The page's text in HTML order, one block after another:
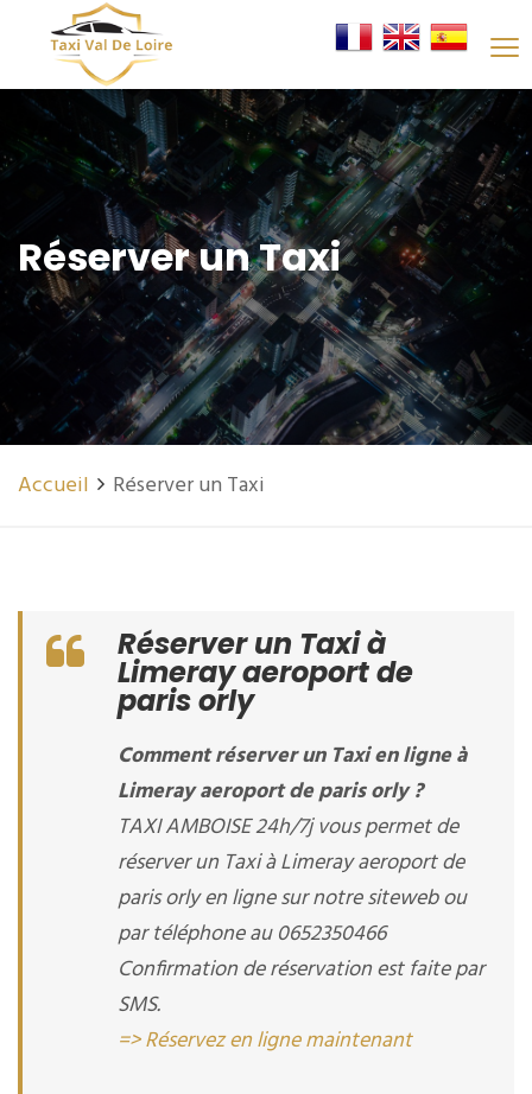
Réserver un Taxi
Accueil Réserver un Taxi
Réserver un Taxi à
Limeray aeroport de
paris orly
Comment réserver un Taxi en ligne à
Limeray aeroport de paris orly ?
TAXI AMBOISE 24h/7j vous permet de
réserver un Taxi à Limeray aeroport de
paris orly en ligne sur notre siteweb ou
par téléphone au 0652350466
Confirmation de réservation est faite par
SMS.
=> Réservez en ligne maintenant